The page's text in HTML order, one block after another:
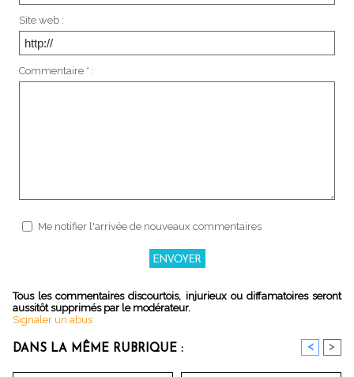
Site web :
Commentaire * :
Me notifier l'arrivée de nouveaux commentaires
Tous les commentaires discourtois, injurieux ou diffamatoires seront
aussitôt supprimés par le modérateur.
Signaler un abus
DANS LA MÊME RUBRIQUE : < >